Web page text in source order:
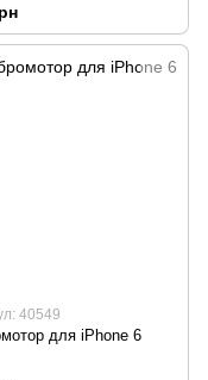
40549
для iPhone 6